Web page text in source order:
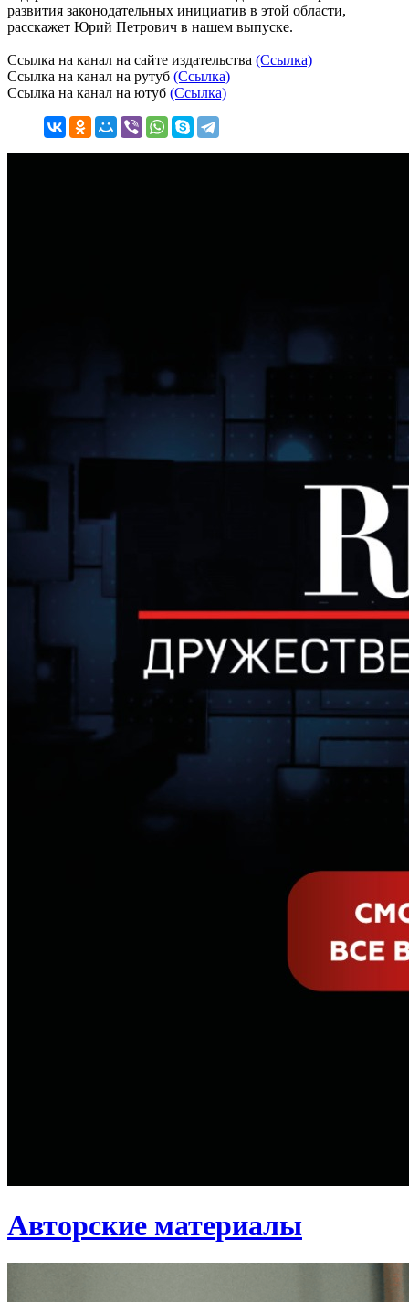
развития законодательных инициатив в этой области,
расскажет Юрий Петрович в нашем выпуске.
Ссылка на канал на сайте издательства (Ссылка)
Ссылка на канал на рутуб (Ссылка)
Ссылка на канал на ютуб (Ссылка)
Авторские материалы